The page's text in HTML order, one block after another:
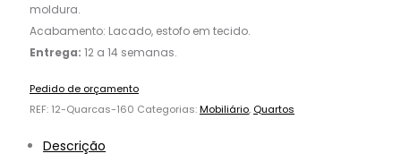
moldura.
Acabamento: Lacado, estofo em tecido.
Entrega: 12 a 14 semanas.
Pedido de orçamento
REF: 12-Quarcas-160 Categorias:Mobiliário, Quartos
Descrição